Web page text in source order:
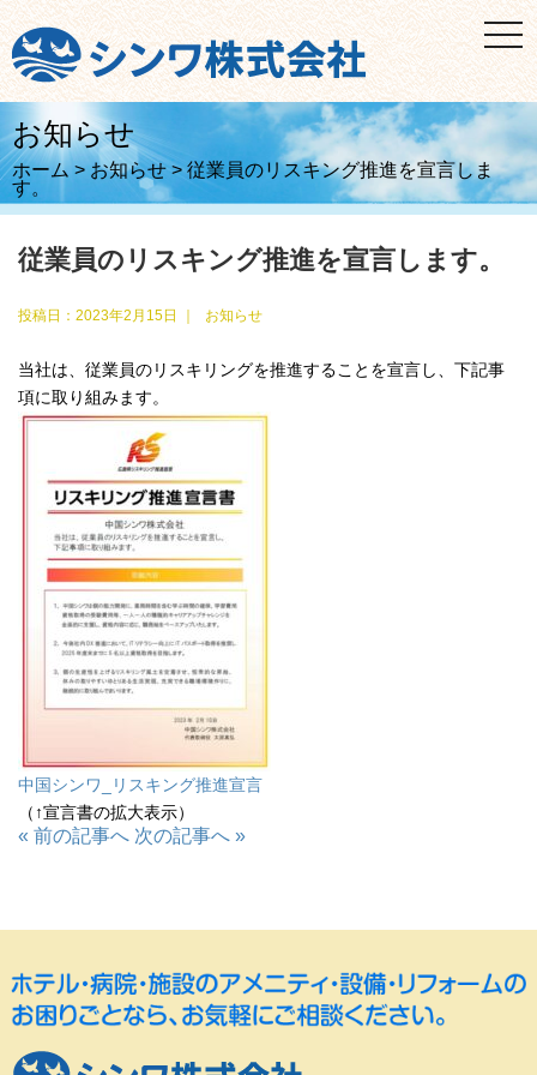
t
o
g
g
l
e
v
i
g
お知らせ
ホーム>お知らせ> 従業員のリスキング推進を宣言しま
す。
従業員のリスキング推進を宣言します。
投稿日： 2023年2月15日 お知らせ
当社は、従業員のリスキリングを推進することを宣言し、下記事
項に取り組みます。
中国シンワ_リスキング推進宣言
（↑宣言書の拡大表示）
« 前の記事へ 次の記事へ »